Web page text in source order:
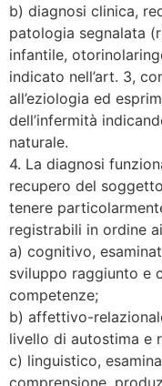
b) diagnosi clinica,
patologia segnalata
infantile,
indicato nell’art. 3,
all’eziologia ed
dell’infermità
naturale.
4. La diagnosi
recupero del
tenere
registrabili in ordine
a) cognitivo,
sviluppo raggiunto e
competenze;
b) affettivo-
livello di autostima e
c) linguistico,
comprensione,